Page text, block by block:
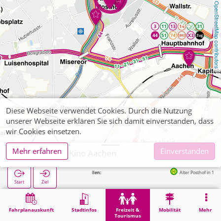
OpenStreetMap contributors
Fahrplanauskunft Stadtinfos
Freizeit &
Tourismus
Mobilität Mehr
Cine Karree Kino Aachen
Start Ziel
Nächste Haltestellen: Alter Posthof in 117m
Freizeit & Tourismus Unterhaltung Cine Karree Kino Aachen
Diese Webseite verwendet Cookies. Durch die Nutzung
unserer Webseite erklären Sie sich damit einverstanden, dass
wir Cookies einsetzen.
Mehr erfahren
Einverstanden